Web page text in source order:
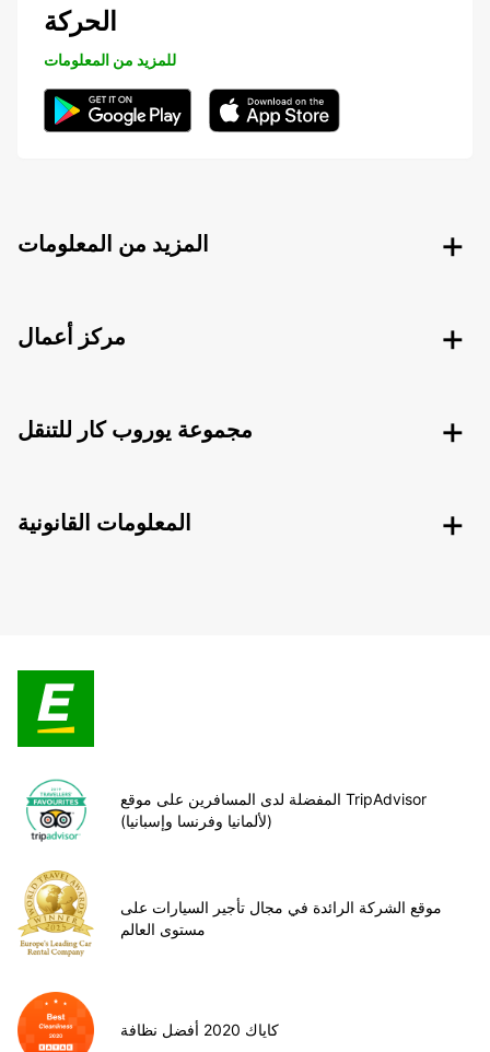
الحركة
للمزيد من المعلومات
المزيد من المعلومات
مركز أعمال
مجموعة يوروب كار للتنقل
المعلومات القانونية
المفضلة لدى المسافرين على موقع TripAdvisor
(لألمانيا وفرنسا وإسبانيا)
موقع الشركة الرائدة في مجال تأجير السيارات على
مستوى العالم
كاياك 2020 أفضل نظافة